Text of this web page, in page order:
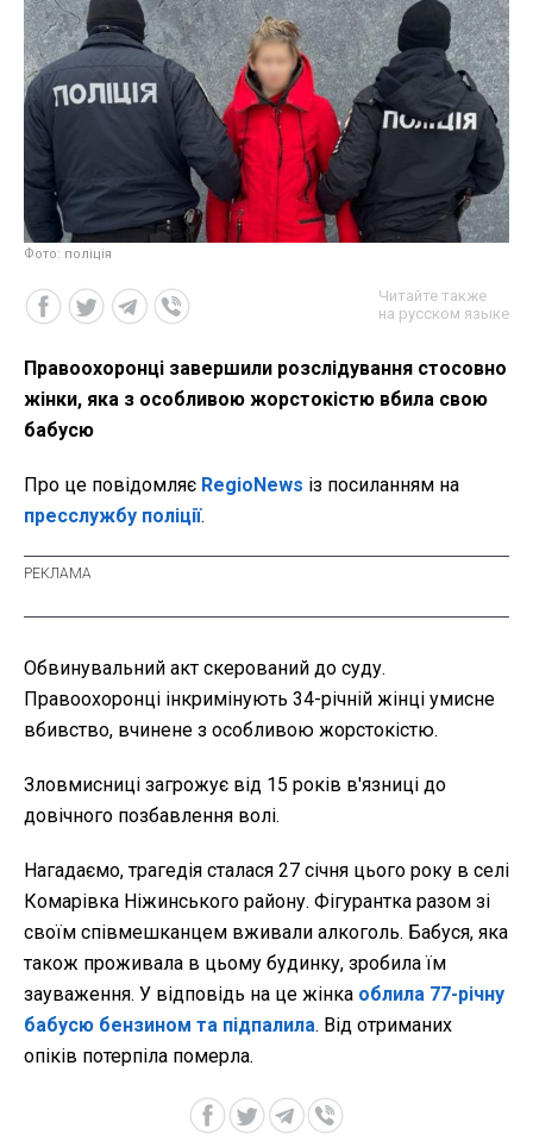
Фото: поліція
Читайте также
на русском языке
Правоохоронці завершили розслідування стосовно
жінки, яка з особливою жорстокістю вбила свою
бабусю
Про це повідомляє RegioNews із посиланням на
пресслужбу поліції.
Обвинувальний акт скерований до суду.
Правоохоронці інкримінують 34-річній жінці умисне
вбивство, вчинене з особливою жорстокістю.
Зловмисниці загрожує від 15 років в'язниці до
довічного позбавлення волі.
Нагадаємо, трагедія сталася 27 січня цього року в селі
Комарівка Ніжинського району. Фігурантка разом зі
своїм співмешканцем вживали алкоголь. Бабуся, яка
також проживала в цьому будинку, зробила їм
зауваження. У відповідь на це жінка облила 77-річну
бабусю бензином та підпалила. Від отриманих
опіків потерпіла померла.